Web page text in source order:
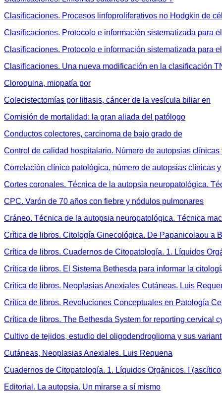
Clasificaciones. Procesos linfoproliferativos no Hodgkin de
Clasificaciones. Protocolo e información sistematizada para
Clasificaciones. Protocolo e información sistematizada para
Clasificaciones. Una nueva modificación en la clasificación
Cloroquina, miopatía por
Colecistectomías por litiasis, cáncer de la vesícula biliar en
Comisión de mortalidad: la gran aliada del patólogo
Conductos colectores, carcinoma de bajo grado de
Control de calidad hospitalario. Número de autopsias
Correlación clínico patológica, número de autopsias clínicas y
Cortes coronales. Técnica de la autopsia neuropatológica.
CPC. Varón de 70 años con fiebre y nódulos pulmonares
Cráneo. Técnica de la autopsia neuropatológica. Técnica
Crítica de libros. Citología Ginecológica. De Papanicolaou a
Crítica de libros. Cuadernos de Citopatología. 1. Líquidos
Crítica de libros. El Sistema Bethesda para informar la
Crítica de libros. Neoplasias Anexiales Cutáneas. Luis
Crítica de libros. Revoluciones Conceptuales en Patología
Crítica de libros. The Bethesda System for reporting cervical
Cultivo de tejidos, estudio del oligodendroglioma y sus
Cutáneas, Neoplasias Anexiales. Luis Requena
Cuadernos de Citopatología. 1. Líquidos Orgánicos. I
Editorial. La autopsia. Un mirarse a sí mismo